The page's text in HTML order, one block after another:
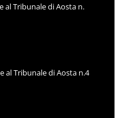
al Tribunale di Aosta n.
al Tribunale di Aosta n.4